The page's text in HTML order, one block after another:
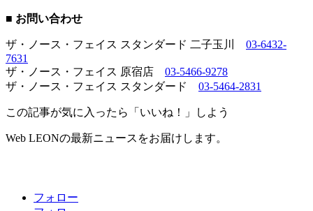
■ お問い合わせ
ザ・ノース・フェイス スタンダード 二子玉川 03-6432-
7631
ザ・ノース・フェイス 原宿店 03-5466-9278
ザ・ノース・フェイス スタンダード 03-5464-2831
この記事が気に入ったら「いいね！」しよう
Web LEONの最新ニュースをお届けします。
フォロー